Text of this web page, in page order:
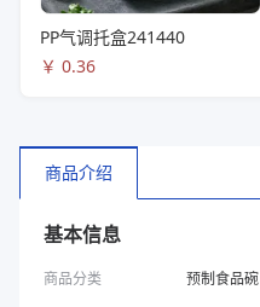
PP气调托盒241440
￥ 0.36
商品介绍
基本信息
商品分类 预制食品碗